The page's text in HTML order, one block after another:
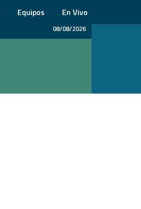
Equipos En Vivo
08/08/2026